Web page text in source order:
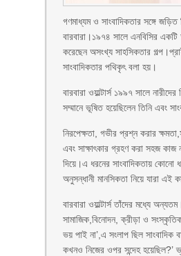
গণমাধ্যম ও সাংবাদিকতার সঙ্গে
বারবারা।১৯৭৪ সালে এনবিসির
করেছেন অসংখ্য সাহসিকতার
সাংবাদিকতার পথিকৃৎ বলা হয়।
বারবারা ওয়াল্টার্স ১৯৯৭ সালে
সম্মানে ভূষিত হয়েছিলেন তিনি এবং
নিরপেক্ষতা, গভীর প্রশ্ন করার
এবং সাক্ষাৎকার গ্রহণ করা সহজ
দিয়ে।এ ধরনের সাংবাদিকতায় কোনো
অনুসন্ধানী মানসিকতা নিয়ে যারা
বারবারা ওয়াল্টার্স তাঁদের মধ্যে
সামাজিক,বিনোদন, ক্রীড়া ও সংস্কৃতিক
ভয় পাই না’,এ সংলাপ ছিল সাংবাদিক
কখনও নিজের ওপর সন্দেহ হয়েছিল?’